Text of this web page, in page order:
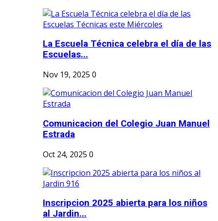
La Escuela Técnica celebra el día de las
Escuelas...
Nov 19, 2025 0
Comunicacion del Colegio Juan Manuel
Estrada
Oct 24, 2025 0
Inscripcion 2025 abierta para los niños
al Jardin...